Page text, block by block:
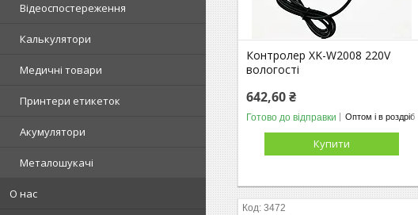
Відеоспостереження
Калькулятори
Медичні товари
Принтери етикеток
Акумулятори
Металошукачі
О нас
Контролер XK-W2008 220V
вологості
642,60 ₴
Готово до відправки Оптом і в роздріб
Купити
3472